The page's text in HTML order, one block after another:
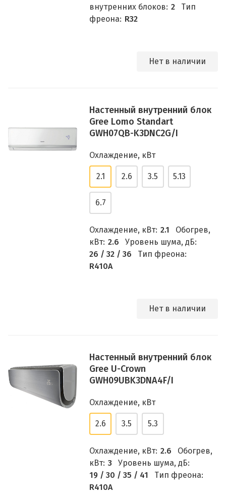
внутренних блоков: 2
Тип
фреона: R32
Нет в наличии
Настенный внутренний блок
Gree Lomo Standart
GWH07QB-K3DNC2G/I
Охлаждение, кВт
2.1 2.6 3.5 5.13
6.7
Охлаждение, кВт: 2.1
Обогрев,
кВт: 2.6
Уровень шума, дБ:
26 / 32 / 36
Тип фреона:
R410A
Нет в наличии
Настенный внутренний блок
Gree U-Crown
GWH09UBK3DNA4F/I
Охлаждение, кВт
2.6 3.5 5.3
Охлаждение, кВт: 2.6
Обогрев,
кВт: 3
Уровень шума, дБ:
19 / 30 / 35 / 41
Тип фреона:
R410A